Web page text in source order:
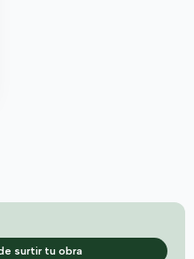
surtir tu obra